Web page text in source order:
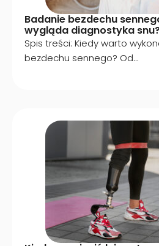
Badanie bezdechu
wygląda diagnostyka
Spis treści: Kiedy warto
bezdechu sennego? Od...